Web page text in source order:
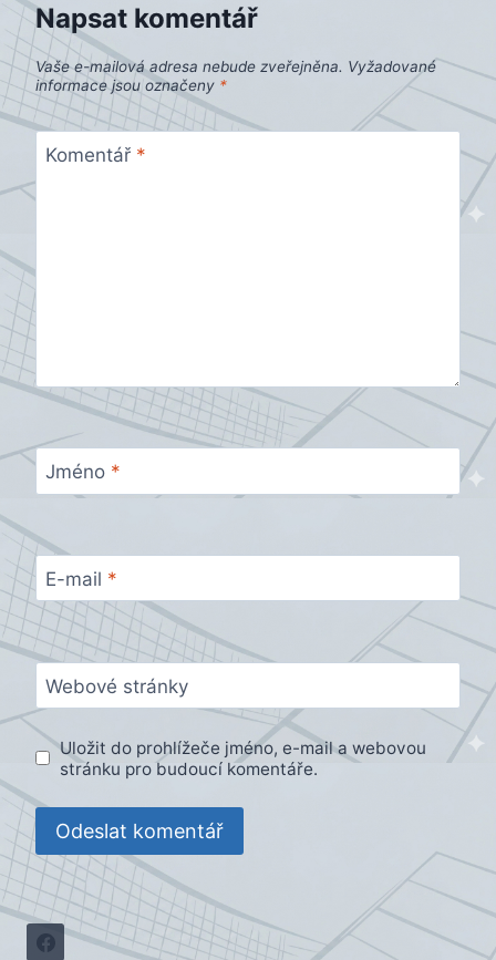
Napsat komentář
Vaše e-mailová adresa nebude zveřejněna. Vyžadované
informace jsou označeny *
Komentář *
Jméno *
E-mail *
Webové stránky
Uložit do prohlížeče jméno, e-mail a webovou
stránku pro budoucí komentáře.